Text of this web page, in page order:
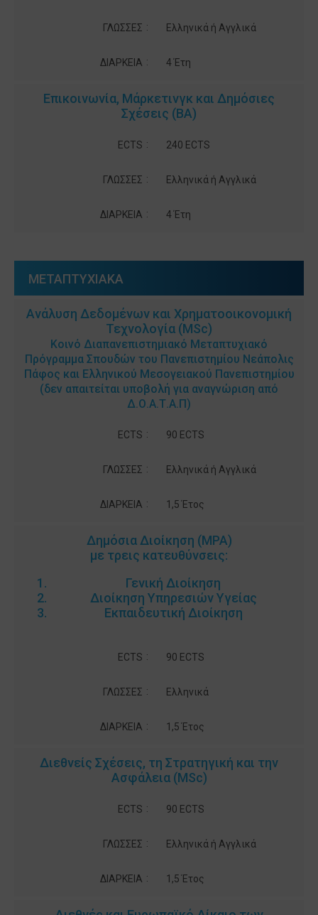
ΓΛΩΣΣΕΣ : Ελληνικά ή Αγγλικά
ΔΙΑΡΚΕΙΑ : 4 Έτη
Επικοινωνία, Μάρκετινγκ και Δημόσιες
Σχέσεις (BA)
ECTS : 240 ECTS
ΓΛΩΣΣΕΣ : Ελληνικά ή Αγγλικά
ΔΙΑΡΚΕΙΑ : 4 Έτη
ΜΕΤΑΠΤΥΧΙΑΚΑ
Ανάλυση Δεδομένων και Χρηματοοικονομική
Τεχνολογία (MSc)
Κοινό Διαπανεπιστημιακό Μεταπτυχιακό
Πρόγραμμα Σπουδών του Πανεπιστημίου Νεάπολις
Πάφος και Ελληνικού Μεσογειακού Πανεπιστημίου
(δεν απαιτείται υποβολή για αναγνώριση από
Δ.Ο.Α.Τ.Α.Π)
ECTS : 90 ECTS
ΓΛΩΣΣΕΣ : Ελληνικά ή Αγγλικά
ΔΙΑΡΚΕΙΑ : 1,5 Έτος
Δημόσια Διοίκηση (MPA)
με τρεις κατευθύνσεις:
Γενική Διοίκηση
Διοίκηση Υπηρεσιών Υγείας
Εκπαιδευτική Διοίκηση
ECTS : 90 ECTS
ΓΛΩΣΣΕΣ : Ελληνικά
ΔΙΑΡΚΕΙΑ : 1,5 Έτος
Διεθνείς Σχέσεις, τη Στρατηγική και την
Ασφάλεια (MSc)
ECTS : 90 ECTS
ΓΛΩΣΣΕΣ : Ελληνικά ή Αγγλικά
ΔΙΑΡΚΕΙΑ : 1,5 Έτος